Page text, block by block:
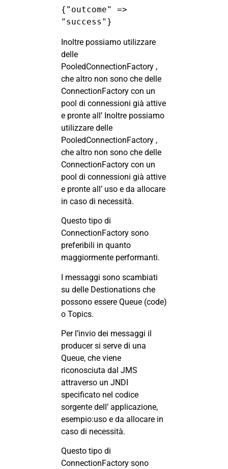
{"outcome" =>
"success"}
Inoltre possiamo utilizzare
delle
PooledConnectionFactory ,
che altro non sono che delle
ConnectionFactory con un
pool di connessioni già attive
e pronte all’ Inoltre possiamo
utilizzare delle
PooledConnectionFactory ,
che altro non sono che delle
ConnectionFactory con un
pool di connessioni già attive
e pronte all’ uso e da allocare
in caso di necessità.
Questo tipo di
ConnectionFactory sono
preferibili in quanto
maggiormente performanti.
I messaggi sono scambiati
su delle Destionations che
possono essere Queue (code)
o Topics.
Per l’invio dei messaggi il
producer si serve di una
Queue, che viene
riconosciuta dal JMS
attraverso un JNDI
specificato nel codice
sorgente dell’ applicazione,
esempio:uso e da allocare in
caso di necessità.
Questo tipo di
ConnectionFactory sono